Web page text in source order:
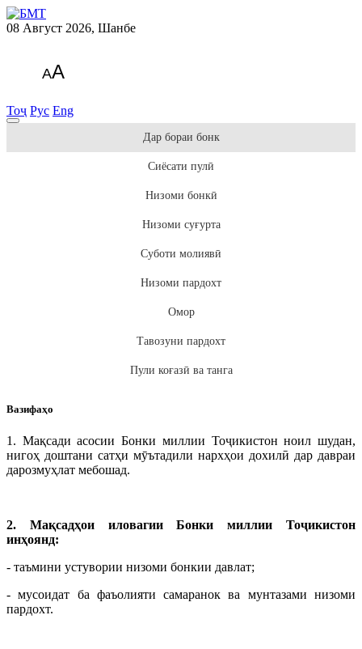
08 Август 2026, Шанбе
AA
Тоҷ Рус Eng
Дар бораи бонк
Сиёсати пулӣ
Низоми бонкӣ
Низоми суғурта
Суботи молиявӣ
Низоми пардохт
Омор
Тавозуни пардохт
Пули коғазӣ ва танга
Вазифаҳо
1. Мақсади асосии Бонки миллии Тоҷикистон ноил шудан,
нигоҳ доштани сатҳи мӯътадили нархҳои дохилӣ дар давраи
дарозмуҳлат мебошад.
2. Мақсадҳои иловагии Бонки миллии Тоҷикистон
инҳоянд:
- таъмини устувории низоми бонкии давлат;
- мусоидат ба фаъолияти самаранок ва мунтазами низоми
пардохт.